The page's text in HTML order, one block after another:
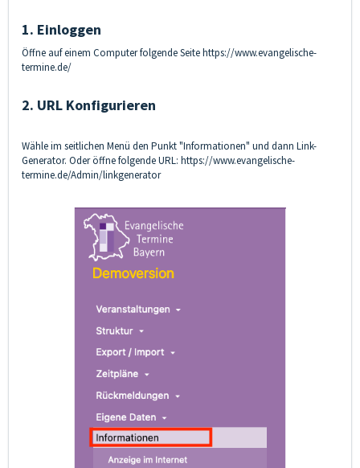
1. Einloggen
Öffne auf einem Computer folgende Seitehttps://www.evangelische-
termine.de/
2. URL Konfigurieren
Wähle im seitlichen Menü den Punkt "Informationen" und dann Link-
Generator. Oder öffne folgende URL: https://www.evangelische-
termine.de/Admin/linkgenerator